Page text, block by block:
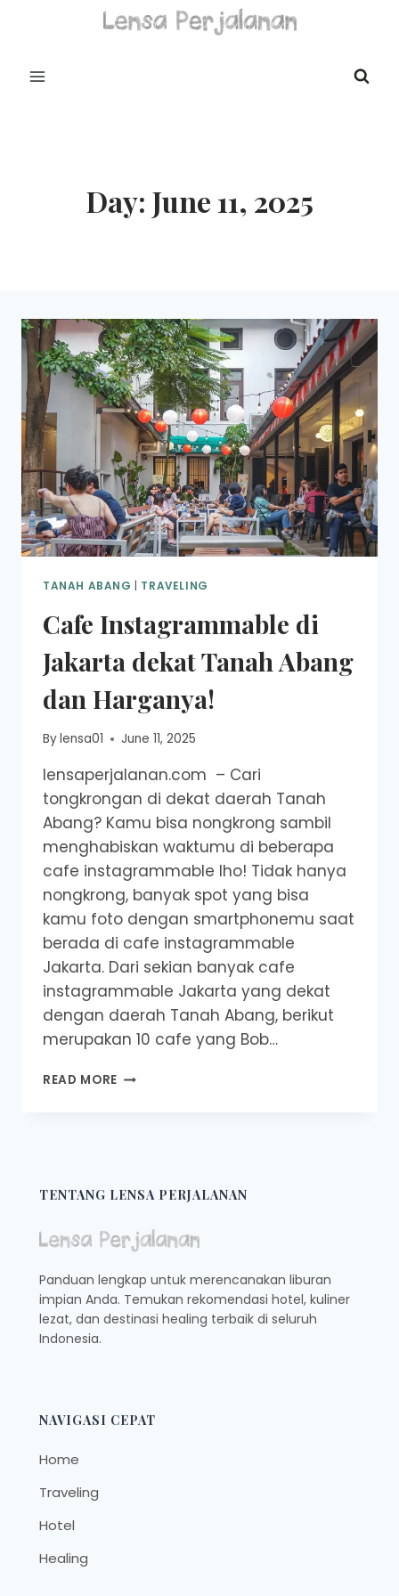
Day: June 11, 2025
TANAH ABANG TRAVELING
Cafe Instagrammable di
Jakarta dekat Tanah Abang
dan Harganya!
Bylensa01 June 11, 2025
lensaperjalanan.com – Cari
tongkrongan di dekat daerah Tanah
Abang? Kamu bisa nongkrong sambil
menghabiskan waktumu di beberapa
cafe instagrammable lho! Tidak hanya
nongkrong, banyak spot yang bisa
kamu foto dengan smartphonemu saat
berada di cafe instagrammable
Jakarta. Dari sekian banyak cafe
instagrammable Jakarta yang dekat
dengan daerah Tanah Abang, berikut
merupakan 10 cafe yang Bob…
READ MORE CAFE
ABANG
HARGANYA!
TENTANG LENSA PERJALANAN
Panduan lengkap untuk merencanakan liburan
impian Anda. Temukan rekomendasi hotel, kuliner
lezat, dan destinasi healing terbaik di seluruh
Indonesia.
NAVIGASI CEPAT
Home
Traveling
Hotel
Healing